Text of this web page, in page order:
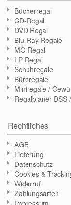
Bücherregal
CD-Regal
DVD Regal
Blu-Ray Regale
MC-Regal
LP-Regal
Schuhregale
Büroregale
Miniregale /
Regalplaner DSS
Rechtliches
AGB
Lieferung
Datenschutz
Cookies &
Widerruf
Zahlungsarten